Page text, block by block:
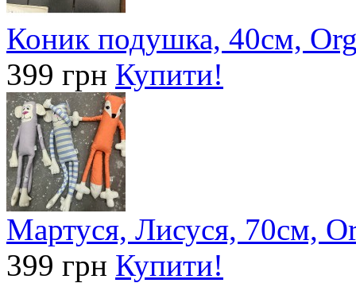
Коник подушка, 40см,
399 грн Купити!
Мартуся, Лисуся, 70см,
399 грн Купити!